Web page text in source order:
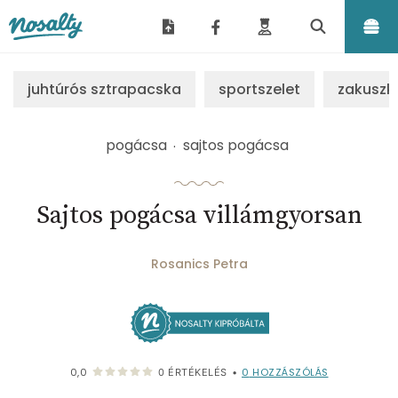
juhtúrós sztrapacska sportszelet
pogácsa sajtos pogácsa
Sajtos pogácsa villámgyorsan
Rosanics Petra
0,0 0 ÉRTÉKELÉS • 0 HOZZÁSZÓLÁS